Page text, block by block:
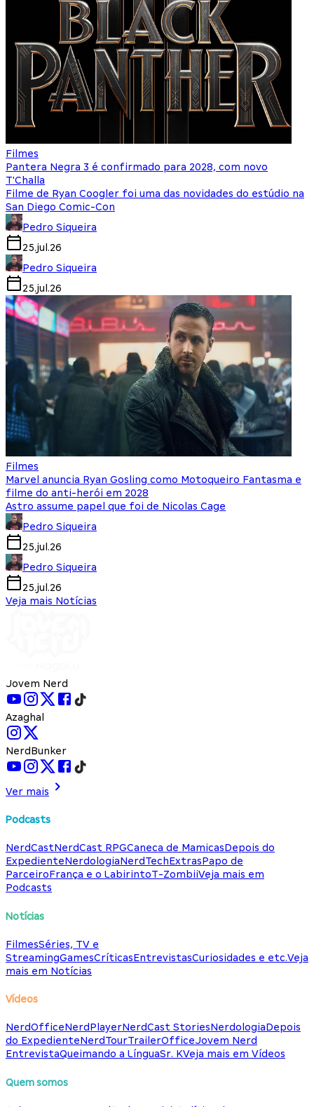
Filmes
Pantera Negra 3 é confirmado para 2028, com novo
T'Challa
Filme de Ryan Coogler foi uma das novidades do estúdio na
San Diego Comic-Con
Pedro Siqueira
25.jul.26
Pedro Siqueira
25.jul.26
Filmes
Marvel anuncia Ryan Gosling como Motoqueiro Fantasma e
filme do anti-herói em 2028
Astro assume papel que foi de Nicolas Cage
Pedro Siqueira
25.jul.26
Pedro Siqueira
25.jul.26
Veja mais Notícias
Jovem Nerd
Azaghal
NerdBunker
Ver mais
Podcasts
NerdCastNerdCast RPGCaneca de MamicasDepois do
ExpedienteNerdologiaNerdTechExtrasPapo de
ParceiroFrança e o LabirintoT-ZombiiVeja mais em
Podcasts
Notícias
FilmesSéries, TV e
StreamingGamesCríticasEntrevistasCuriosidades e etc.Veja
mais em Notícias
Vídeos
NerdOfficeNerdPlayerNerdCast StoriesNerdologiaDepois
do ExpedienteNerdTourTrailerOfficeJovem Nerd
EntrevistaQueimando a LínguaSr. KVeja mais em Vídeos
Quem somos